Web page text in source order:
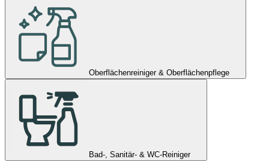
Oberflächenreiniger & Oberflächenpflege
Bad-, Sanitär- & WC-Reiniger